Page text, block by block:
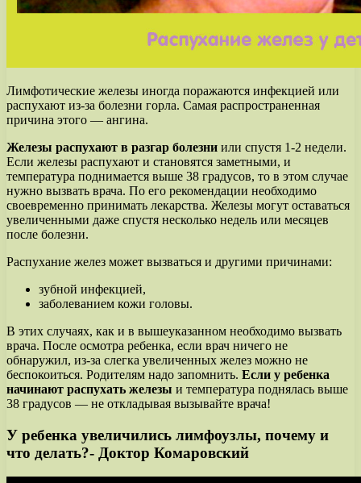
Лимфотические железы иногда поражаются инфекцией или
распухают из-за болезни горла. Самая распространенная
причина этого — ангина.
Железы распухают в разгар болезни или спустя 1-2 недели.
Если железы распухают и становятся заметными, и
температура поднимается выше 38 градусов, то в этом случае
нужно вызвать врача. По его рекомендации необходимо
своевременно принимать лекарства. Железы могут оставаться
увеличенными даже спустя несколько недель или месяцев
после болезни.
Распухание желез может вызваться и другими причинами:
зубной инфекцией,
заболеванием кожи головы.
В этих случаях, как и в вышеуказанном необходимо вызвать
врача. После осмотра ребенка, если врач ничего не
обнаружил, из-за слегка увеличенных желез можно не
беспокоиться. Родителям надо запомнить. Если у ребенка
начинают распухать железы и температура поднялась выше
38 градусов — не откладывая вызывайте врача!
У ребенка увеличились лимфоузлы, почему и
что делать?- Доктор Комаровский